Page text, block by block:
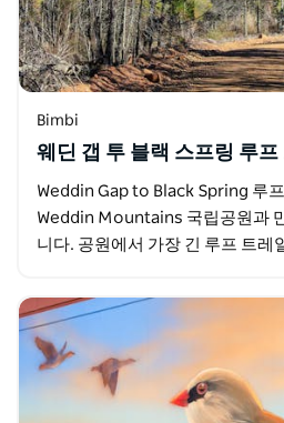
Bimbi
웨딘 갭 투 블랙 스프링 루프
Weddin Gap to Black Spring 루
Weddin Mountains 국립공원과
니다. 공원에서 가장 긴 루프 트레